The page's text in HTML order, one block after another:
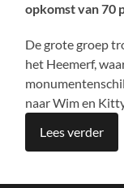
opkomst van 70
De grote groep
het Heemerf,
naar Wim en
Lees verder